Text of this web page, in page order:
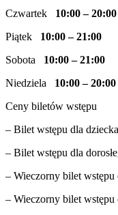
Czwartek 10:00 – 20:00
Piątek 10:00 – 21:00
Sobota 10:00 – 21:00
Niedziela 10:00 – 20:00
Ceny biletów wstępu
– Bilet wstępu dla
– Bilet wstępu dla
– Wieczorny bilet wstępu
– Wieczorny bilet wstępu